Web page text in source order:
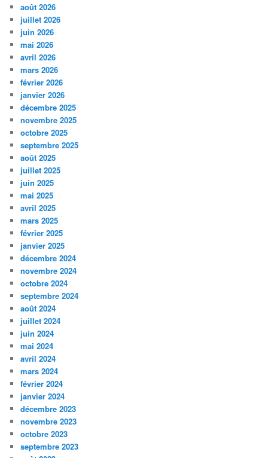
août 2026
juillet 2026
juin 2026
mai 2026
avril 2026
mars 2026
février 2026
janvier 2026
décembre 2025
novembre 2025
octobre 2025
septembre 2025
août 2025
juillet 2025
juin 2025
mai 2025
avril 2025
mars 2025
février 2025
janvier 2025
décembre 2024
novembre 2024
octobre 2024
septembre 2024
août 2024
juillet 2024
juin 2024
mai 2024
avril 2024
mars 2024
février 2024
janvier 2024
décembre 2023
novembre 2023
octobre 2023
septembre 2023